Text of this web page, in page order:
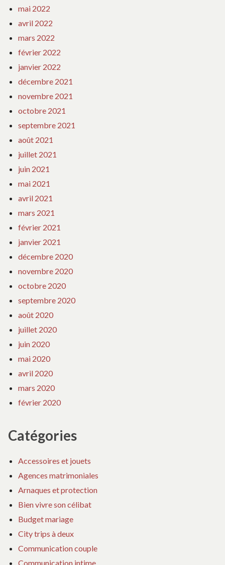
mai 2022
avril 2022
mars 2022
février 2022
janvier 2022
décembre 2021
novembre 2021
octobre 2021
septembre 2021
août 2021
juillet 2021
juin 2021
mai 2021
avril 2021
mars 2021
février 2021
janvier 2021
décembre 2020
novembre 2020
octobre 2020
septembre 2020
août 2020
juillet 2020
juin 2020
mai 2020
avril 2020
mars 2020
février 2020
Catégories
Accessoires et jouets
Agences matrimoniales
Arnaques et protection
Bien vivre son célibat
Budget mariage
City trips à deux
Communication couple
Communication intime